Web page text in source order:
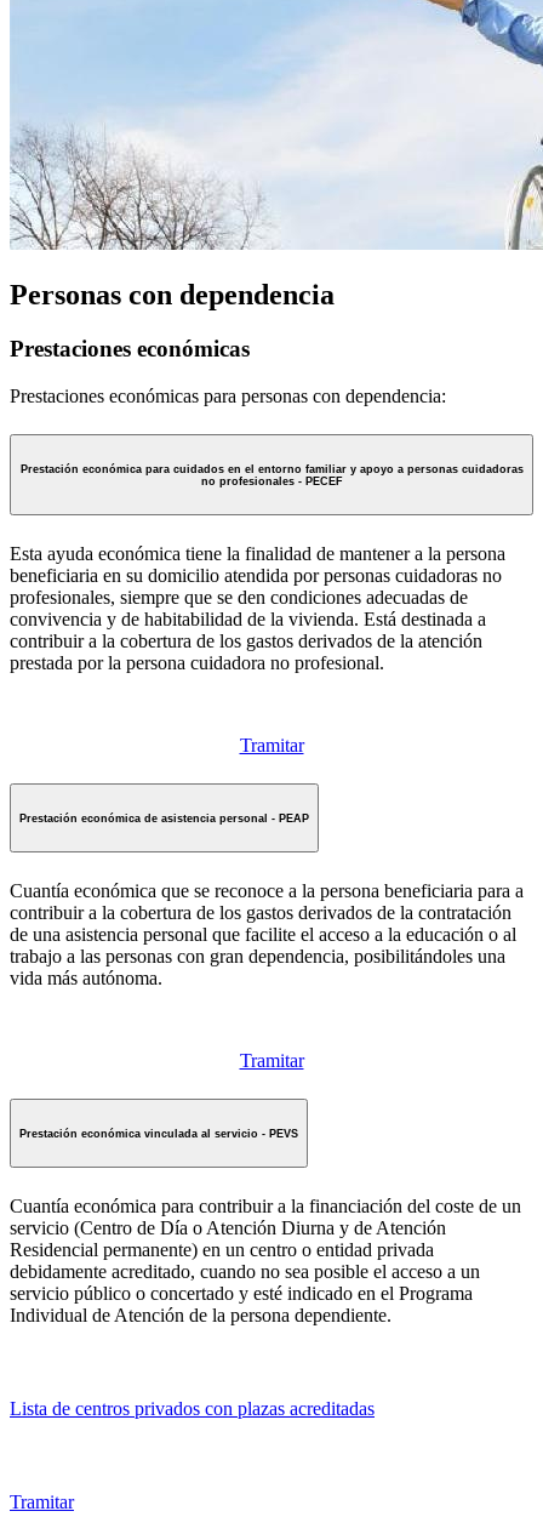
Personas con dependencia
Prestaciones económicas
Prestaciones económicas para personas con dependencia:
Prestación económica para cuidados en el entorno familiar y apoyo a personas cuidadoras
no profesionales - PECEF
Esta ayuda económica tiene la finalidad de mantener a la persona
beneficiaria en su domicilio atendida por personas cuidadoras no
profesionales, siempre que se den condiciones adecuadas de
convivencia y de habitabilidad de la vivienda. Está destinada a
contribuir a la cobertura de los gastos derivados de la atención
prestada por la persona cuidadora no profesional.
Tramitar
Prestación económica de asistencia personal - PEAP
Cuantía económica que se reconoce a la persona beneficiaria para a
contribuir a la cobertura de los gastos derivados de la contratación
de una asistencia personal que facilite el acceso a la educación o al
trabajo a las personas con gran dependencia, posibilitándoles una
vida más autónoma.
Tramitar
Prestación económica vinculada al servicio - PEVS
Cuantía económica para contribuir a la financiación del coste de un
servicio (Centro de Día o Atención Diurna y de Atención
Residencial permanente) en un centro o entidad privada
debidamente acreditado, cuando no sea posible el acceso a un
servicio público o concertado y esté indicado en el Programa
Individual de Atención de la persona dependiente.
Lista de centros privados con plazas acreditadas
Tramitar